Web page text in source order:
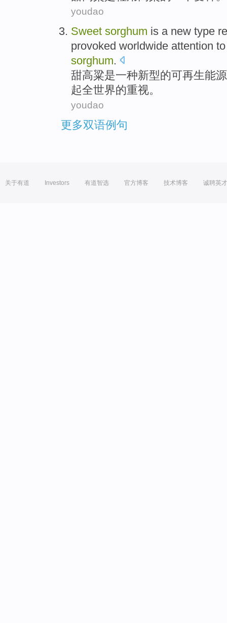
youdao
Sweet sorghum is a new type
provoked worldwide attention to
sorghum.
甜高粱是一种新型的可再生能源
起全世界的重视。
youdao
更多双语例句
关于有道 Investors 有道智选 官方博客 技术博客 诚聘英才